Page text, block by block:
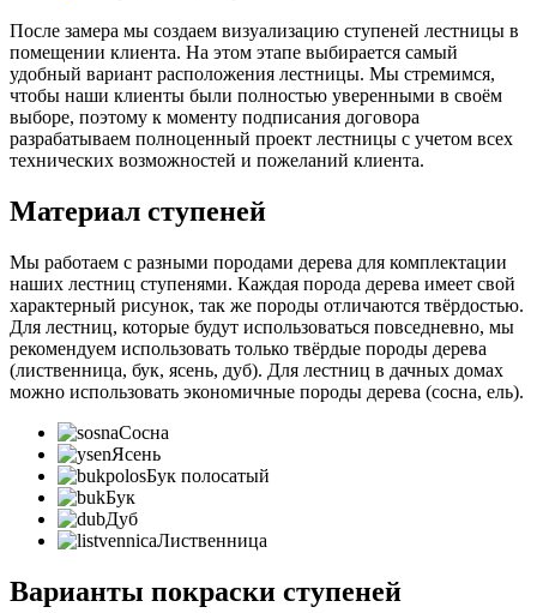
После замера мы создаем визуализацию ступеней лестницы в
помещении клиента. На этом этапе выбирается самый
удобный вариант расположения лестницы. Мы стремимся,
чтобы наши клиенты были полностью уверенными в своём
выборе, поэтому к моменту подписания договора
разрабатываем полноценный проект лестницы с учетом всех
технических возможностей и пожеланий клиента.
Материал ступеней
Мы работаем с разными породами дерева для комплектации
наших лестниц ступенями. Каждая порода дерева имеет свой
характерный рисунок, так же породы отличаются твёрдостью.
Для лестниц, которые будут использоваться повседневно, мы
рекомендуем использовать только твёрдые породы дерева
(лиственница, бук, ясень, дуб). Для лестниц в дачных домах
можно использовать экономичные породы дерева (сосна, ель).
Сосна
Ясень
Бук полосатый
Бук
Дуб
Лиственница
Варианты покраски ступеней